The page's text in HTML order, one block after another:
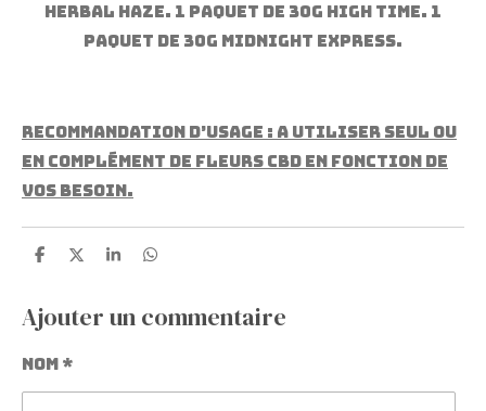
Herbal Haze. 1 Paquet de 30g High Time. 1
Paquet de 30g Midnight Express.
Recommandation d’usage : A utiliser seul ou
en complément de fleurs CBD en fonction de
vos besoin.
P
t
a
e
r
P
t
a
P
t
a
P
t
a
Ajouter un commentaire
Nom *